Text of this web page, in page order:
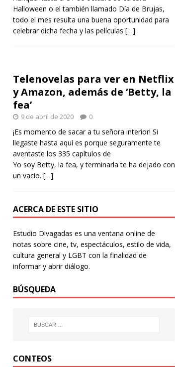
Halloween o el también llamado Día de Brujas,
todo el mes resulta una buena oportunidad para
celebrar dicha fecha y las películas […]
Telenovelas para ver en Netflix
y Amazon, además de ‘Betty, la
fea’
9 de abril de 2020 0
¡Es momento de sacar a tu señora interior! Si
llegaste hasta aquí es porque seguramente te
aventaste los 335 capítulos de
Yo soy Betty, la fea, y terminarla te ha dejado con
un vacío. […]
ACERCA DE ESTE SITIO
Estudio Divagadas es una ventana online de
notas sobre cine, tv, espectáculos, estilo de vida,
cultura general y LGBT con la finalidad de
informar y abrir diálogo.
BÚSQUEDA
CONTEOS